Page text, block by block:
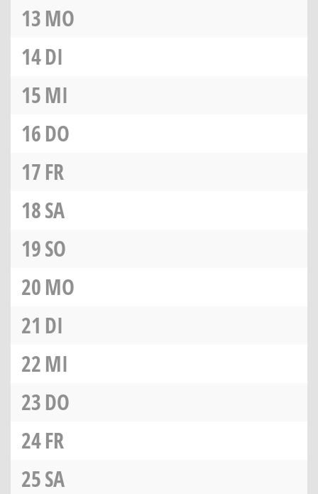
13MO
14DI
15MI
16DO
17FR
18SA
19SO
20MO
21 DI
22MI
23DO
24FR
25SA